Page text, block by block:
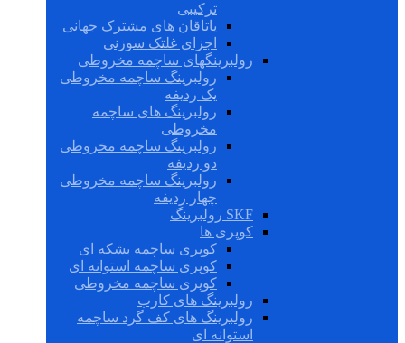
ترکیبی
یاتاقان های مشترک جهانی
اجزای غلتک سوزنی
رولبرینگهای ساچمه مخروطی
رولبرینگ ساچمه مخروطی
یک ردیفه
رولبرینگ های ساچمه
مخروطی
رولبرینگ ساچمه مخروطی
دو ردیفه
رولبرینگ ساچمه مخروطی
چهار ردیفه
SKF رولبرینگ
کوپری ها
کوپری ساچمه بشکه ای
کوپری ساچمه استوانه ای
کوپری ساچمه مخروطی
رولبرینگ های کارب
رولبرینگ های کف گرد ساچمه
استوانه ای